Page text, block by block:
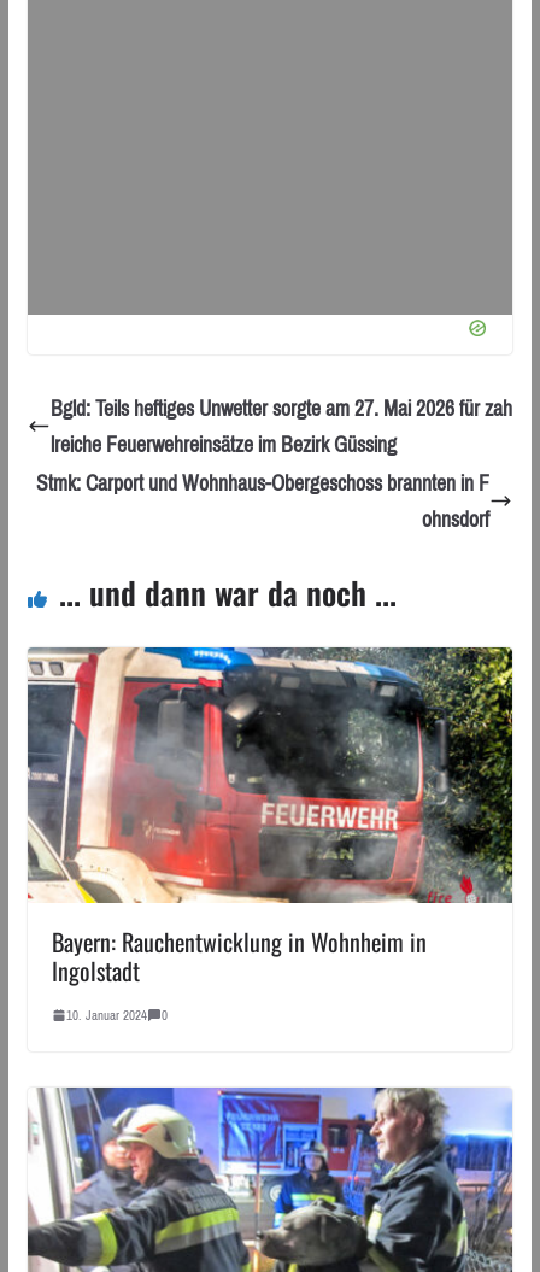
Bgld: Teils heftiges Unwetter sorgte am 27. Mai 2026 für zah
lreiche Feuerwehreinsätze im Bezirk Güssing
Stmk: Carport und Wohnhaus-Obergeschoss brannten in F
ohnsdorf
... und dann war da noch ...
Bayern: Rauchentwicklung in Wohnheim in
Ingolstadt
10. Januar 2024 0